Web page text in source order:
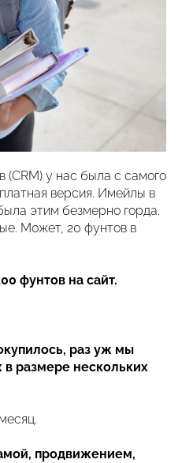
(CRM) у нас была с самого
версия. Имейлы в
этим безмерно горда.
Может, 20 фунтов в
фунтов на сайт.
раз уж мы
в размере нескольких
продвижением,